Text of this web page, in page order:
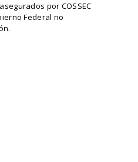
por COSSEC
Federal no